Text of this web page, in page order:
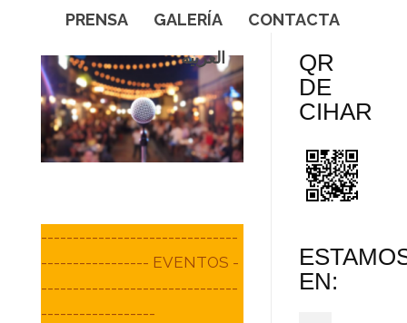
PRENSA
GALERÍA
CONTACTA
العربيه
-------------------------------
----------------- EVENTOS -
-------------------------------
------------------
QR
DE
CIHAR
EN: